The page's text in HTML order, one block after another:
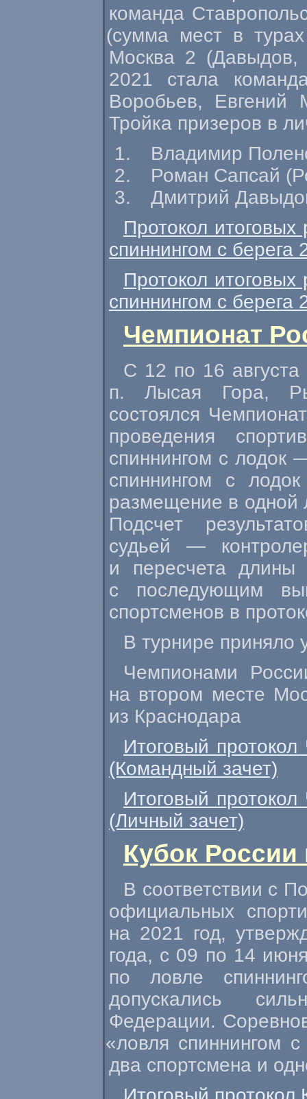
команда
(сумма мест в
Москва 2 (Давыдов,
2021 стала
Воробьев, Евгений
Тройка призеров в
Владимир
Роман Сапсай (
Дмитрий
Протокол
спиннингом с берега
Протокол
спиннингом с берега
Чемпионат
С 12 по 16 августа
п. Лысая Гора,
состоялся
проведения
спиннингом с лодок
спиннингом с
размещение в одной
Подсчет
судьей —
и пересчета длины
с последующим
спортсменов в
В турнире приняло
Чемпионами
на втором месте
из Краснодара
Итоговый
(Командный зачет)
Итоговый
(Личный зачет)
Кубок России
В соответствии с
официальных
на 2021 год,
года, с 09 по 14
по ловле
допускались
Федерации.
«ловля спиннингом
два спортсмена и